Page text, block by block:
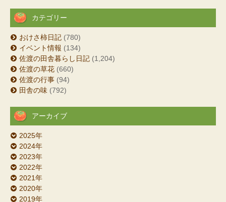
カテゴリー
おけさ柿日記 (780)
イベント情報 (134)
佐渡の田舎暮らし日記 (1,204)
佐渡の草花 (660)
佐渡の行事 (94)
田舎の味 (792)
アーカイブ
2025年
2024年
2023年
2022年
2021年
2020年
2019年